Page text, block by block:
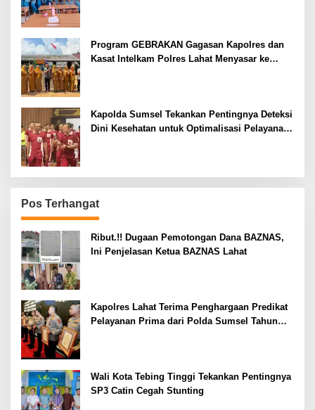
Program GEBRAKAN Gagasan Kapolres dan
Kasat Intelkam Polres Lahat Menyasar ke
Kapolda Sumsel Tekankan Pentingnya Deteksi
Dini Kesehatan untuk Optimalisasi Pelayanan
Pos Terhangat
Ribut.!! Dugaan Pemotongan Dana BAZNAS,
Ini Penjelasan Ketua BAZNAS Lahat
Kapolres Lahat Terima Penghargaan Predikat
Pelayanan Prima dari Polda Sumsel Tahun
Wali Kota Tebing Tinggi Tekankan Pentingnya
SP3 Catin Cegah Stunting